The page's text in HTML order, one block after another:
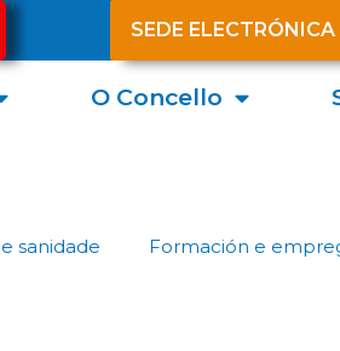
SEDE ELECTRÓNICA
O Concello
sanidade Formación e